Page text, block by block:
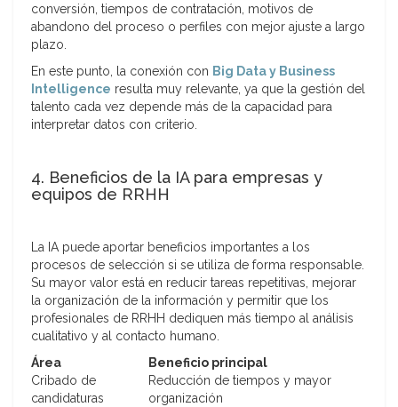
conversión, tiempos de contratación, motivos de
abandono del proceso o perfiles con mejor ajuste a largo
plazo.
En este punto, la conexión con Big Data y Business
Intelligence resulta muy relevante, ya que la gestión del
talento cada vez depende más de la capacidad para
interpretar datos con criterio.
4. Beneficios de la IA para empresas y
equipos de RRHH
La IA puede aportar beneficios importantes a los
procesos de selección si se utiliza de forma responsable.
Su mayor valor está en reducir tareas repetitivas, mejorar
la organización de la información y permitir que los
profesionales de RRHH dediquen más tiempo al análisis
cualitativo y al contacto humano.
Área
Beneficio principal
Cribado de
candidaturas
Reducción de tiempos y mayor
organización